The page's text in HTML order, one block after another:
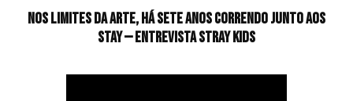
Nos limites da arte, há sete anos correndo junto aos
STAY — Entrevista Stray Kids